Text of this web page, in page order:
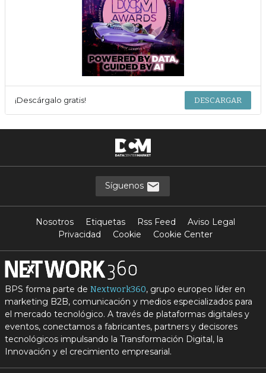
¡Descárgalo gratis! DESCARGAR
Síguenos
Nosotros Etiquetas Rss Feed
Aviso Legal
Privacidad
Cookie Cookie Center
BPS forma parte de Nextwork360, grupo europeo líder en
marketing B2B, comunicación y medios especializados para
el mercado tecnológico. A través de plataformas digitales y
eventos, conectamos a fabricantes, partners y decisores
tecnológicos impulsando la Transformación Digital, la
Innovación y el crecimiento empresarial.